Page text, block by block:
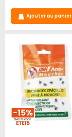
Ajouter au panier